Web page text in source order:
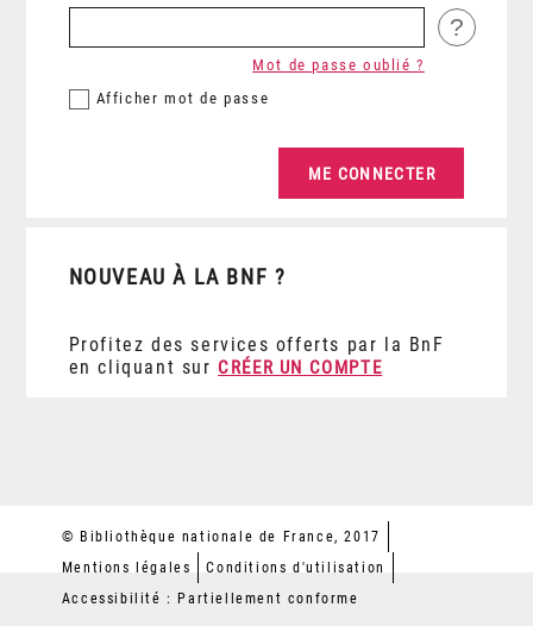
?
Afficher mot de passe
Mot de passe oublié ?
NOUVEAU À LA BNF ?
Profitez des services offerts par la BnF
en cliquant sur CRÉER UN COMPTE
© Bibliothèque nationale de France, 2017
Mentions légales
Conditions d'utilisation
Accessibilité : Partiellement conforme